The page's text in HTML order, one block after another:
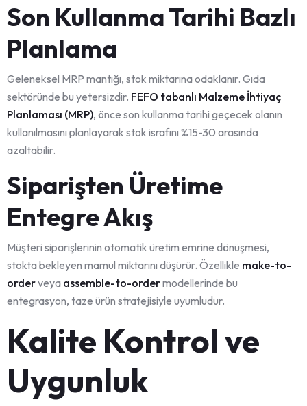
Son Kullanma Tarihi Bazlı
Planlama
Geleneksel MRP mantığı, stok miktarına odaklanır. Gıda
sektöründe bu yetersizdir. FEFO tabanlı Malzeme İhtiyaç
Planlaması (MRP), önce son kullanma tarihi geçecek olanın
kullanılmasını planlayarak stok israfını %15-30 arasında
azaltabilir.
Siparişten Üretime
Entegre Akış
Müşteri siparişlerinin otomatik üretim emrine dönüşmesi,
stokta bekleyen mamul miktarını düşürür. Özellikle make-to-
orderveya assemble-to-ordermodellerinde bu
entegrasyon, taze ürün stratejisiyle uyumludur.
Kalite Kontrol ve
Uygunluk